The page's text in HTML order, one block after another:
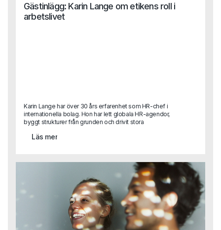
Gästinlägg: Karin Lange om etikens roll i
arbetslivet
Karin Lange har över 30 års erfarenhet som HR-chef i
internationella bolag. Hon har lett globala HR-agendor,
byggt strukturer från grunden och drivit stora
reflektioner kring ett ämne som är mer aktuellt än
ledarskap, kultur och individuella beslut den etiska
kompassen i ett företag? Och vilken roll spelar egentligen
Läs mer